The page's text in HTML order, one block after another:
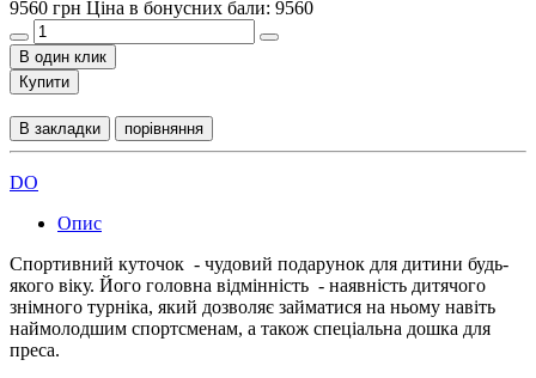
9560 грн Ціна в бонусних бали: 9560
В один клик
Купити
В закладки порівняння
DO
Опис
Спортивний куточок - чудовий подарунок для дитини будь-
якого віку. Його головна відмінність - наявність дитячого
знімного турніка, який дозволяє займатися на ньому навіть
наймолодшим спортсменам, а також спеціальна дошка для
преса.